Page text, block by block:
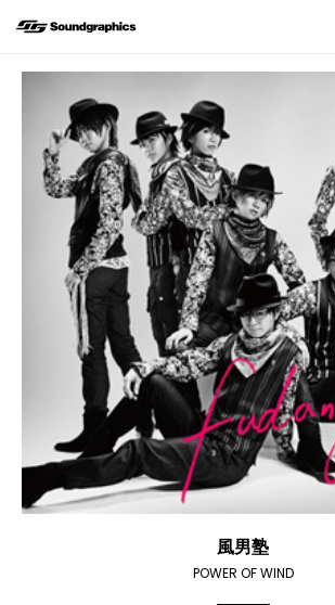
風男塾
POWER OF WIND